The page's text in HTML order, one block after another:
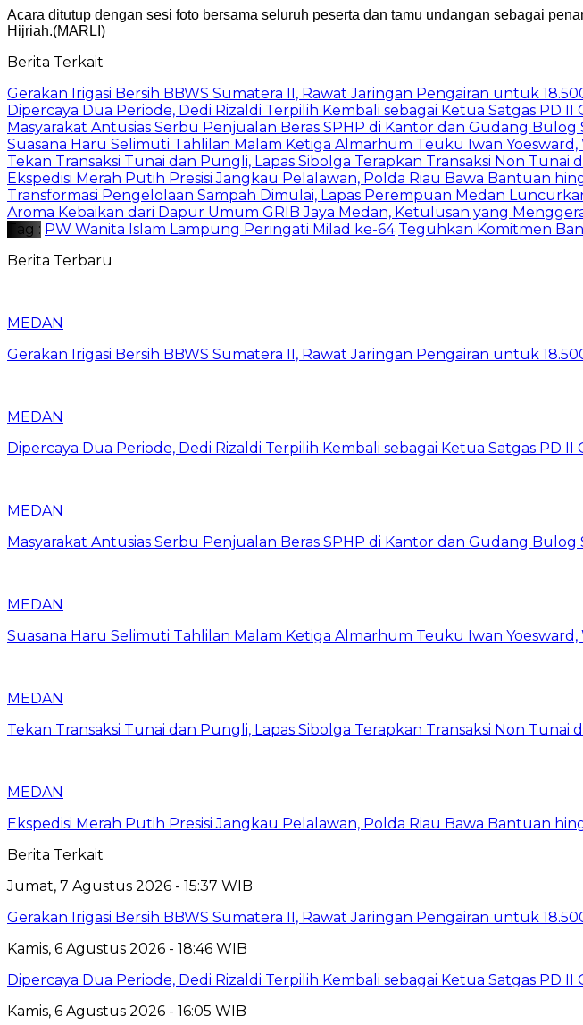
Acara ditutup dengan sesi foto bersama seluruh peserta dan tamu undangan sebagai
Hijriah.(MARLI)
Berita Terkait
Gerakan Irigasi Bersih BBWS Sumatera II, Rawat Jaringan Pengairan untuk
Dipercaya Dua Periode, Dedi Rizaldi Terpilih Kembali sebagai Ketua Satgas PD II
Masyarakat Antusias Serbu Penjualan Beras SPHP di Kantor dan Gudang Bulog
Suasana Haru Selimuti Tahlilan Malam Ketiga Almarhum Teuku Iwan
Tekan Transaksi Tunai dan Pungli, Lapas Sibolga Terapkan Transaksi Non Tunai
Ekspedisi Merah Putih Presisi Jangkau Pelalawan, Polda Riau Bawa Bantuan
Transformasi Pengelolaan Sampah Dimulai, Lapas Perempuan Medan
Aroma Kebaikan dari Dapur Umum GRIB Jaya Medan, Ketulusan yang
Tag : PW Wanita Islam Lampung Peringati Milad ke-64 Teguhkan Komitmen
Berita Terbaru
MEDAN
Gerakan Irigasi Bersih BBWS Sumatera II, Rawat Jaringan Pengairan untuk
MEDAN
Dipercaya Dua Periode, Dedi Rizaldi Terpilih Kembali sebagai Ketua Satgas PD II
MEDAN
Masyarakat Antusias Serbu Penjualan Beras SPHP di Kantor dan Gudang Bulog
MEDAN
Suasana Haru Selimuti Tahlilan Malam Ketiga Almarhum Teuku Iwan
MEDAN
Tekan Transaksi Tunai dan Pungli, Lapas Sibolga Terapkan Transaksi Non Tunai
MEDAN
Ekspedisi Merah Putih Presisi Jangkau Pelalawan, Polda Riau Bawa Bantuan
Berita Terkait
Jumat, 7 Agustus 2026 - 15:37 WIB
Gerakan Irigasi Bersih BBWS Sumatera II, Rawat Jaringan Pengairan untuk
Kamis, 6 Agustus 2026 - 18:46 WIB
Dipercaya Dua Periode, Dedi Rizaldi Terpilih Kembali sebagai Ketua Satgas PD II
Kamis, 6 Agustus 2026 - 16:05 WIB